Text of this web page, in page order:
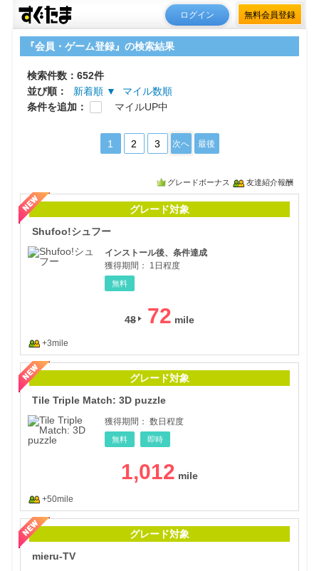
ログイン 無料会員登録
『会員・ゲーム登録』の検索結果
検索件数：652件
並び順：
新着順 ▼
マイル数順
条件を追加：
マイルUP中
1 2 3 次へ 最後
グレードボーナス 友達紹介報酬
グレード対象
Shufoo!シュフー
インストール後、条件達成
獲得期間：
1日程度
無料
48 72
+3mile
グレード対象
Tile Triple Match: 3D puzzle
獲得期間： 数日程度
無料 即時
1,012
+50mile
グレード対象
mieru-TV